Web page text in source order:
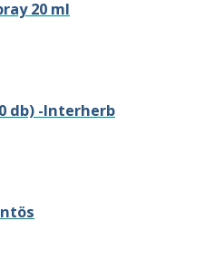
20 ml
db) -Interherb